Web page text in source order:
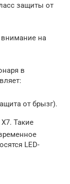
защиты от
на
в
от брызг).
Такие
LED-